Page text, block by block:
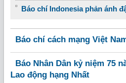
Báo chí Indonesia phản ánh
Báo chí cách mạng Việt
Báo Nhân Dân kỷ niệm 75
Lao động hạng Nhất